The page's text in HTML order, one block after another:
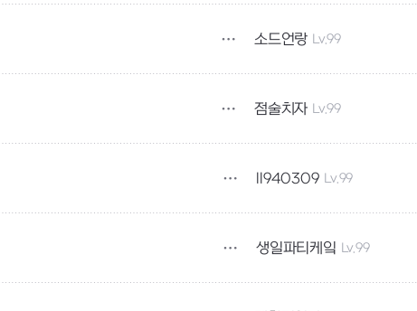
소드언랑 Lv.99
점술치자 Lv.99
ll940309 Lv.99
생일파티케잌 Lv.99